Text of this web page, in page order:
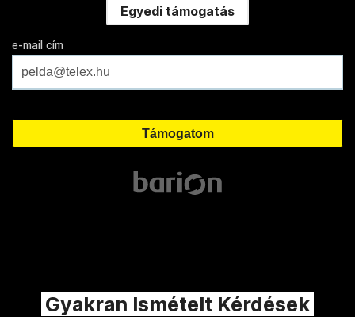
Egyedi támogatás
e-mail cím
Gyakran Ismételt Kérdések